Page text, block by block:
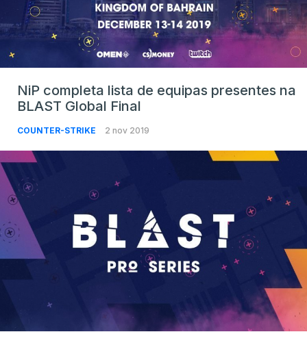
NiP completa lista de equipas presentes na
BLAST Global Final
COUNTER-STRIKE 2 nov 2019